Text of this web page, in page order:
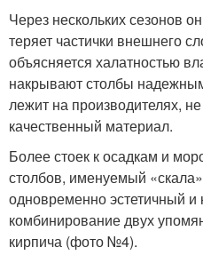
Через нескольких сезонов
теряет частички внешнего
объясняется халатностью
накрывают столбы
лежит на производителях,
качественный материал.
Более стоек к осадкам и
столбов, именуемый
одновременно эстетичный
комбинирование двух
кирпича (фото №4).